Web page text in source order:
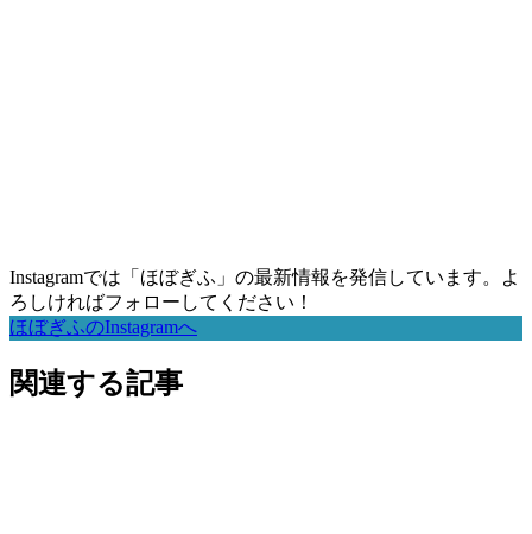
Instagramでは「ほぼぎふ」の最新情報を発信しています。よ
ろしければフォローしてください！
ほぼぎふのInstagramへ
関連する記事